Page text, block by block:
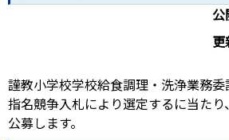
公
更
謹教小学校学校給食調理・洗浄業務
指名競争入札により選定するに当た
公募します。